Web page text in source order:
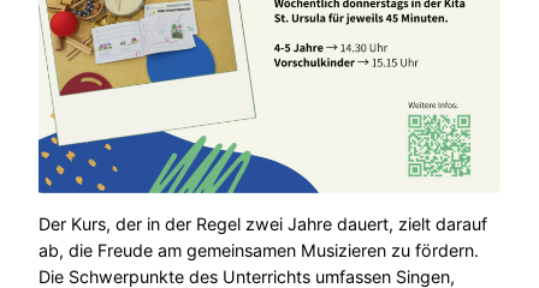
Der Kurs, der in der Regel zwei Jahre dauert, zielt darauf
ab, die Freude am gemeinsamen Musizieren zu fördern.
Die Schwerpunkte des Unterrichts umfassen Singen,